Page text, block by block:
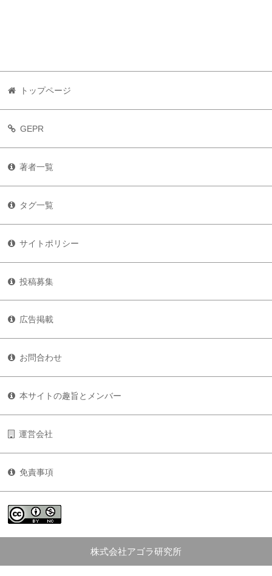
トップページ
GEPR
著者一覧
タグ一覧
サイトポリシー
投稿募集
広告掲載
お問合わせ
本サイトの趣旨とメンバー
運営会社
免責事項
株式会社アゴラ研究所